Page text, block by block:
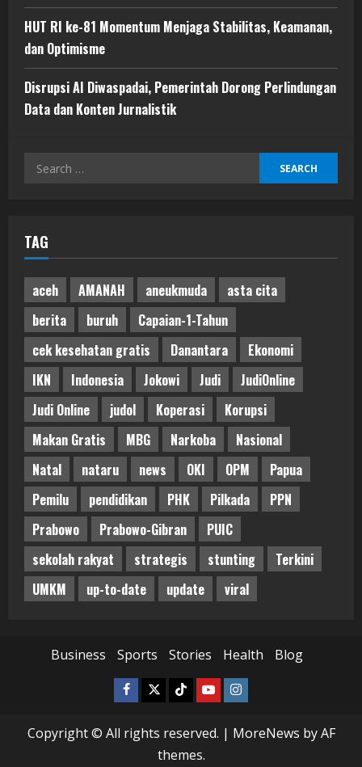
HUT RI ke-81 Momentum Menjaga Stabilitas, Keamanan,
dan Optimisme
Disrupsi AI Diwaspadai, Pemerintah Dorong Perlindungan
Data dan Konten Jurnalistik
Search
TAG
aceh AMANAH aneukmuda
asta cita
berita
buruh
Capaian-1-Tahun
cek kesehatan gratis
Danantara
Ekonomi
IKN
Indonesia Jokowi Judi
JudiOnline
Judi Online
judol Koperasi
Korupsi
Makan Gratis
MBG Narkoba
Nasional
Natal
nataru news OKI OPM
Papua
Pemilu
pendidikan PHK Pilkada
PPN
Prabowo
Prabowo-Gibran
PUIC
sekolah rakyat
strategis stunting
Terkini
UMKM
up-to-date update viral
Business Sports Stories Health Blog
Facebook
TwitterTiktokYoutubeInstagram
Copyright © All rights reserved. | MoreNews by AF
themes.